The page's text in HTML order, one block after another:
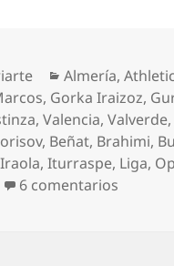
Categorías
Almería,Athletic
, Gorka Iraizoz,
,Valencia,Valverde
, Beñat, Brahimi,
Iraola,Iturraspe, Liga,
6 comentarios